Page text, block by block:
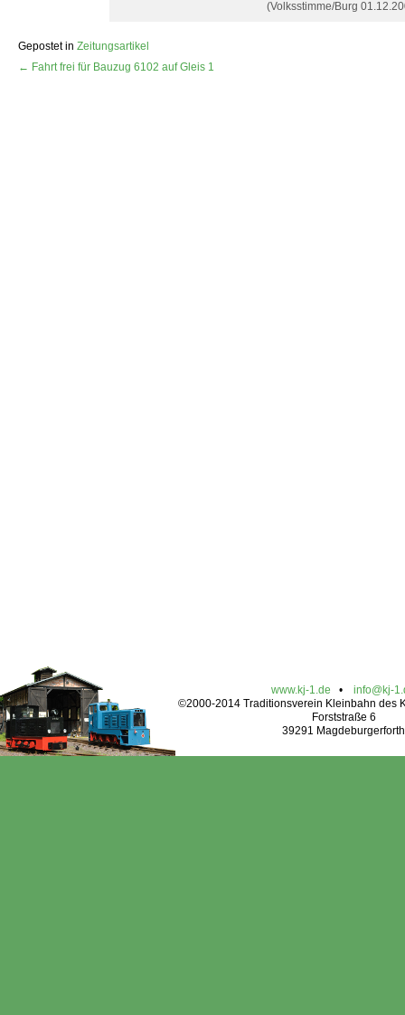
(Volksstimme/Burg
Gepostet in Zeitungsartikel
← Fahrt frei für Bauzug 6102 auf Gleis 1
www.kj-1.de • info@kj-
©2000-2014 Traditionsverein Kleinbahn des
Forststraße 6
39291 Magdeburgerforth